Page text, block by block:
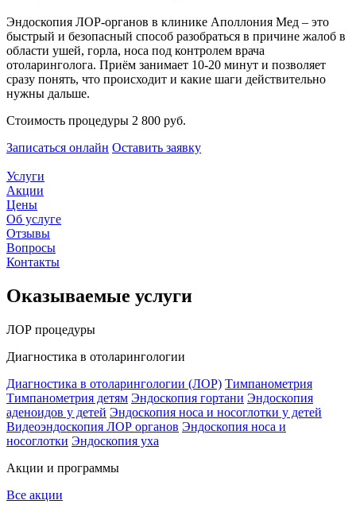
Эндоскопия ЛОР-органов в клинике Аполлония Мед – это
быстрый и безопасный способ разобраться в причине жалоб в
области ушей, горла, носа под контролем врача
отоларинголога. Приём занимает 10-20 минут и позволяет
сразу понять, что происходит и какие шаги действительно
нужны дальше.
Стоимость процедуры 2 800 руб.
Записаться онлайн Оставить заявку
Услуги
Акции
Цены
Об услуге
Отзывы
Вопросы
Контакты
Оказываемые услуги
ЛОР процедуры
Диагностика в отоларингологии
Диагностика в отоларингологии (ЛОР) Тимпанометрия
Тимпанометрия детям Эндоскопия гортани Эндоскопия
аденоидов у детей Эндоскопия носа и носоглотки у детей
Видеоэндоскопия ЛОР органов Эндоскопия носа и
носоглотки Эндоскопия уха
Акции и программы
Все акции